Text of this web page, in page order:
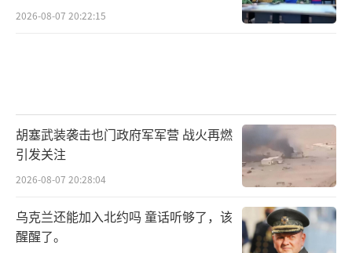
2026-08-07 20:22:15
胡塞武装袭击也门政府军军营 战火再燃
引发关注
2026-08-07 20:28:04
乌克兰还能加入北约吗 童话听够了，该
醒醒了。